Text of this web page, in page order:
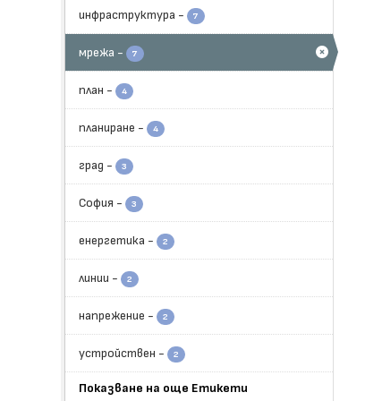
инфраструктура - 7
мрежа - 7
план - 4
планиране - 4
град - 3
София - 3
енергетика - 2
линии - 2
напрежение - 2
устройствен - 2
Показване на още Етикети